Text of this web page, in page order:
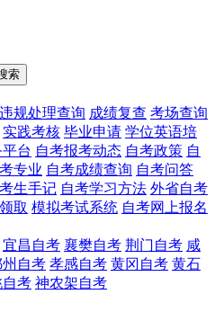
索
规处理查询 成绩复查 考场查询
实践考核 毕业申请 学位英语培
台 自考报考动态 自考政策 自
专业 自考成绩查询 自考问答
生手记 自考学习方法 外省自考
取 模拟考试系统 自考网上报名
宜昌自考 襄樊自考 荆门自考 咸
州自考 孝感自考 黄冈自考 黄石
考 神农架自考